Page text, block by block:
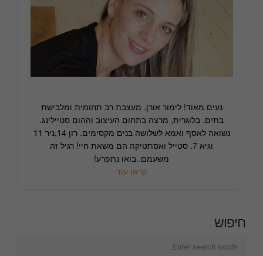
נעים מאוד! לימור אורן. מעצבת רב תחומית ומלבישת
בתים. בלוגרית, מרצה בתחום העיצוב וההום סטיילינג.
נשואה לאסף ואמא לשלושה בנים מקסימים. רון 14,ניר 11
וגיא 7. סטייל ואסתטיקה הם משאת חיי! רגיל זה
משעמם..בואו נתפרע!
קראו עוד
חיפוש
Search